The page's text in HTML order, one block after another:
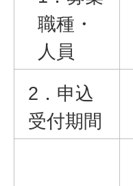
職種・
人員
2．申込
受付期間